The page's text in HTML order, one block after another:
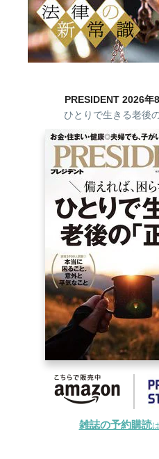
PRESIDENT 2026年
ひとりで生きる老後
雑誌の予約購読